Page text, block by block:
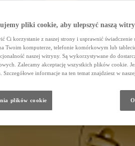
pliki cookie, aby ulepszyć naszą
Ci korzystanie z naszej strony i usprawnić
Twoim komputerze, telefonie komórkowym lub
naszej witryny. Są wykorzystywane do
Zalecamy akceptację wszystkich plików cookie.
Szczegółowe informacje na ten temat znajdziesz w naszej
plików cookie